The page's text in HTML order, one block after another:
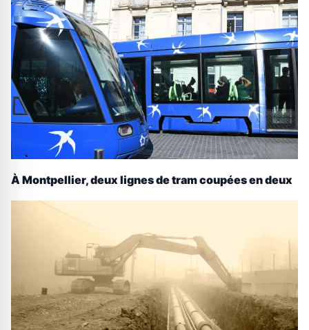
À Montpellier, deux lignes de tram coupées en deux